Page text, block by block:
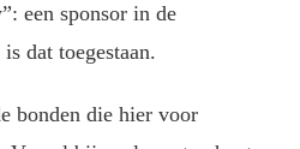
een sponsor in de
dat toegestaan.
bonden die hier voor